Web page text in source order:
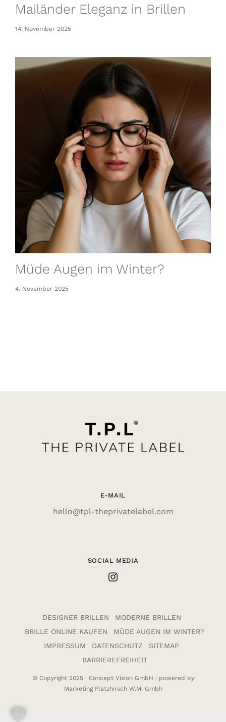
Mailänder Eleganz in Brillen
14. November 2025
Müde Augen im Winter?
4. November 2025
E-MAIL
hello@tpl-theprivatelabel.com
SOCIAL MEDIA
DESIGNER BRILLEN
MODERNE BRILLEN
BRILLE ONLINE KAUFEN
MÜDE AUGEN IM WINTER?
IMPRESSUM
DATENSCHUTZ
SITEMAP
BARRIEREFREIHEIT
© Copyright 2025 | Concept Vision GmbH | powered by
Marketing Platzhirsch W.M. Gmbh